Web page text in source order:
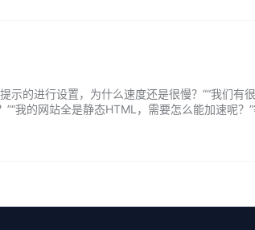
示的进行设置，为什么速度还是很慢？”“我们有
我的网站全是静态HTML，需要怎么能加速呢